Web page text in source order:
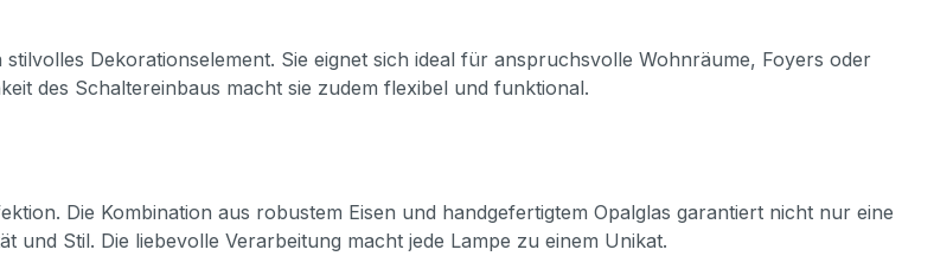
Dekorationselement. Sie eignet sich ideal für anspruchsvolle Wohnräume, Foyers oder
des Schaltereinbaus macht sie zudem flexibel und funktional.
Die Kombination aus robustem Eisen und handgefertigtem Opalglas garantiert nicht nur eine
und Stil. Die liebevolle Verarbeitung macht jede Lampe zu einem Unikat.